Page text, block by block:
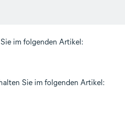
im folgenden Artikel:
Sie im folgenden Artikel: